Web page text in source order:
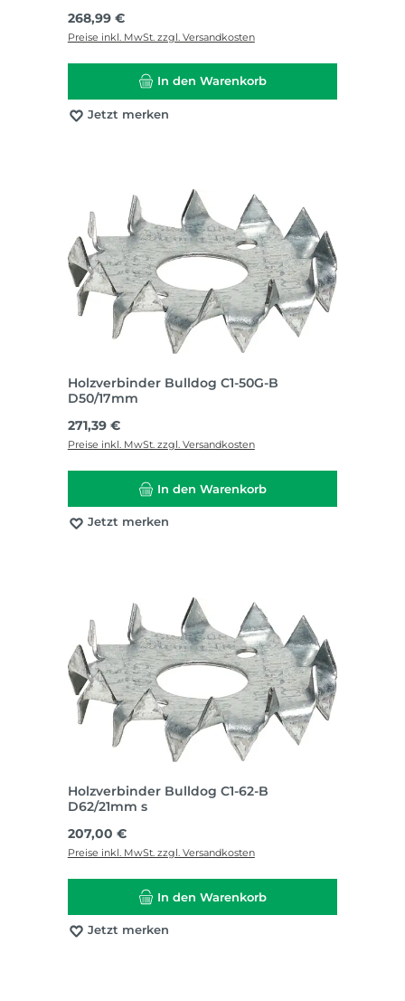
Regulärer Preis:
268,99 €
Preise inkl. MwSt. zzgl. Versandkosten
In den Warenkorb
Jetzt merken
Holzverbinder Bulldog C1-50G-B
D50/17mm
Regulärer Preis:
271,39 €
Preise inkl. MwSt. zzgl. Versandkosten
In den Warenkorb
Jetzt merken
Holzverbinder Bulldog C1-62-B
D62/21mm s
Regulärer Preis:
207,00 €
Preise inkl. MwSt. zzgl. Versandkosten
In den Warenkorb
Jetzt merken